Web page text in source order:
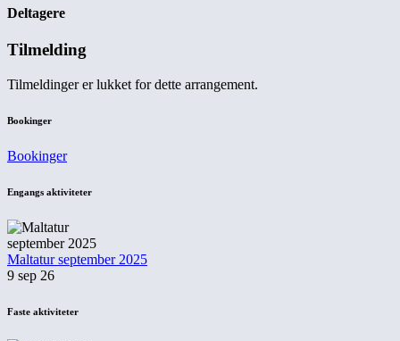
Deltagere
Tilmelding
Tilmeldinger er lukket for dette arrangement.
Bookinger
Bookinger
Engangs aktiviteter
Maltatur september 2025
9 sep 26
Faste aktiviteter